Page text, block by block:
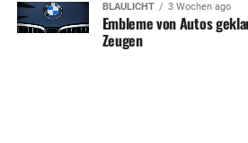
BLAULICHT 3 Wochen ago
Embleme von Autos
Zeugen